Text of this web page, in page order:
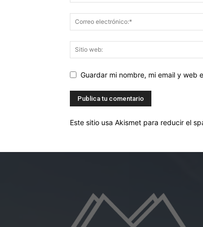
Guardar mi nombre, mi email y web
Este sitio usa Akismet para reducir el